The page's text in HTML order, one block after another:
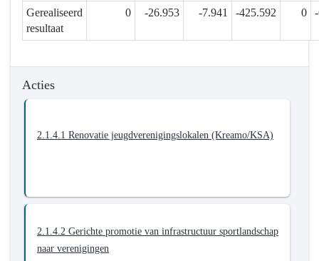
dienstverleningsinfrastructuur
evalueren
inzet
bestaande
Gerealiseerd
resultaat
0 -26.953 -7.941 -425.592 0
Acties
2.1.4.1 Renovatie jeugdverenigingslokalen (Kreamo/KSA)
2.1.4.2 Gerichte promotie van infrastructuur sportlandschap
naar verenigingen